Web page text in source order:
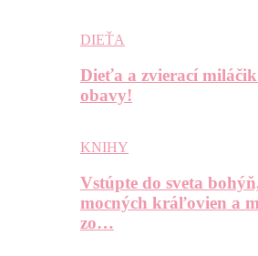
DIEŤA
Dieťa a zvierací
obavy!
KNIHY
Vstúpte do sveta
mocných kráľovien a
zo…